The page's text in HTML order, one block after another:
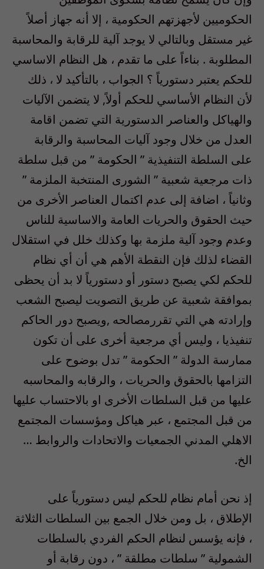
الحكوميين لأجهزتهم الحكومية ، إلا أنه جهاز أصلاً
غير مستقل وبالتالي لا يوجد آلية للرقابة والمحاسبة
المطلوبة . بناءاً على ما تقدم ، هل النظام الاساسي
للحكم يعتبر دستورياً ؟ الجواب ، بالتأكيد لا ، ذلك
لأن النظام الأساسي للحكم أولاً, لا يتضمن الآليات
والهياكل والعناصر الدستورية التي تضمن اقامة
العدل من خلال وجود آليات المحاسبة والرقابة
على السلطة التنفيذية ” الحكومة ” من قبل سلطة
ذات مرجعية شعبية ” الشورى المنتخبة الملزمة ”
وثانياً ، اضافة إلى عدم اكتمال العناصر الأخرى من
حيث الحقوق والحريات العامة والاساسية للناس
وعدم وجود آلية ملزمة بها وكذلك خلل في استقلال
القضاء لذلك فإن النقطة الأهم هي أن أي نظام
للحكم لكي يصبح دستور أو دستورياً لا بد أن يحظى
بموافقة شعبية عن طريق التصويت ليصبح الشعب
وإرادته هي التي تقررمصالحه ,ويصبح دور الحاكم
تنفيذيا ، وليس أي مرجعية أخرى على أن تكون
ممارسة الدولة ” الحكومة ” تدل بوضوح على
التزامها بالحقوق والحريات ، والرقابه والمحاسبه
عليها من قبل السلطات الأخرى او بالاحتساب عليها
من قبل المجتمع ، عبر هياكل ومؤسسات المجتمع
الاهلي المدني الجمعيات والاتحادات والروابط …
الخ.
إذ نحن أمام نظام للحكم ليس دستورياً على
الإطلاق ، بل ومن خلال الجمع بين السلطات الثلاثة
، فإنه يؤسس لنظام الحكم الفردي بالسلطات
الشمولية ” سلطات مطلقة ” ، دون رقابة أو